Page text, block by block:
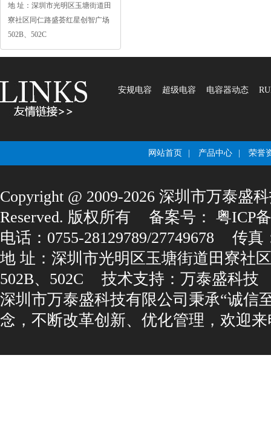
地址：深圳市光明区玉塘街道田
寮社区同仁路盛荟红星创智广场
502B、502C
安规电容 超级电容 电容器动态
网站首页 产品中心 荣誉
Copyright@2009-2026深圳市万泰盛
Reserved.版权所有
备案号：
粤ICP
电话：0755-28129789/27749678
传真
地址：深圳市光明区玉塘街道田寮社
502B、502C
技术支持： 万泰盛科技
深圳市万泰盛科技有限公司秉承“诚信
念，不断改革创新、优化管理，欢迎